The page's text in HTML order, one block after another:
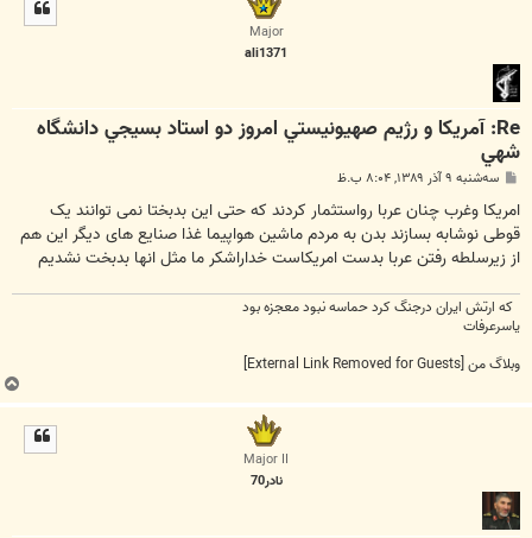
Major
ali1371
Re: آمريكا و رژيم صهيونيستي امروز دو استاد بسيجي دانشگاه
شهي
پ
ت
سه‌شنبه ۹ آذر ۱۳۸۹, ۸:۰۴ ب.ظ
امریکا وغرب چنان عربا رواستثمار کردند که حتی این بدبختا نمی توانند یک
قوطی نوشابه بسازند بدن به مردم ماشین هواپیما غذا صنایع های دیگر این هم
از زیرسلطه رفتن عربا بدست امریکاست خداراشکر ما مثل انها بدبخت نشدیم
که ارتش ایران درجنگ کرد حماسه نبود معجزه بود
یاسرعرفات
وبلاگ من[External Link Removed for Guests]
ب
ا
Major II
نادر70